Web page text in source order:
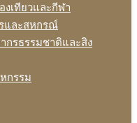
งเทียวและกีฬา
และสหกรณ์
กรธรรมชาติและสิง
กรรม